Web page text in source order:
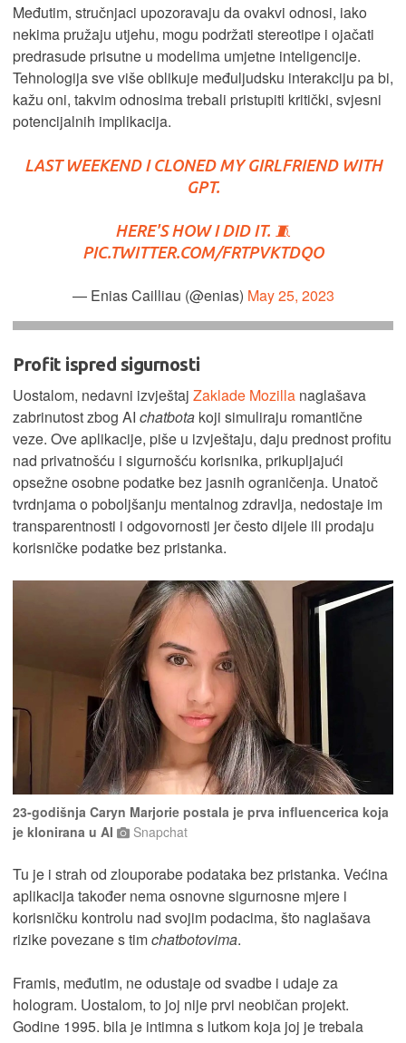
Međutim, stručnjaci upozoravaju da ovakvi odnosi, iako
nekima pružaju utjehu, mogu podržati stereotipe i ojačati
predrasude prisutne u modelima umjetne inteligencije.
Tehnologija sve više oblikuje međuljudsku interakciju pa bi,
kažu oni, takvim odnosima trebali pristupiti kritički, svjesni
potencijalnih implikacija.
LAST WEEKEND I CLONED MY GIRLFRIEND WITH
GPT.
HERE'S HOW I DID IT. 🧵
PIC.TWITTER.COM/FRTPVKTDQO
— Enias Cailliau (@enias) May 25, 2023
Profit ispred sigurnosti
Uostalom, nedavni izvještaj Zaklade Mozilla naglašava
zabrinutost zbog AI chatbota koji simuliraju romantične
veze. Ove aplikacije, piše u izvještaju, daju prednost profitu
nad privatnošću i sigurnošću korisnika, prikupljajući
opsežne osobne podatke bez jasnih ograničenja. Unatoč
tvrdnjama o poboljšanju mentalnog zdravlja, nedostaje im
transparentnosti i odgovornosti jer često dijele ili prodaju
korisničke podatke bez pristanka.
23-godišnja Caryn Marjorie postala je prva influencerica koja
je klonirana u AI
Snapchat
Tu je i strah od zlouporabe podataka bez pristanka. Većina
aplikacija također nema osnovne sigurnosne mjere i
korisničku kontrolu nad svojim podacima, što naglašava
rizike povezane s timchatbotovima.
Framis, međutim, ne odustaje od svadbe i udaje za
hologram. Uostalom, to joj nije prvi neobičan projekt.
Godine 1995. bila je intimna s lutkom koja joj je trebala